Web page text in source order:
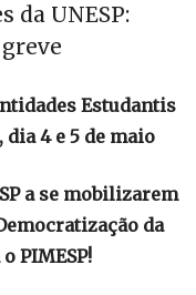
da UNESP:
Estudantis
dia 4 e 5 de maio
a se mobilizarem
da
PIMESP!